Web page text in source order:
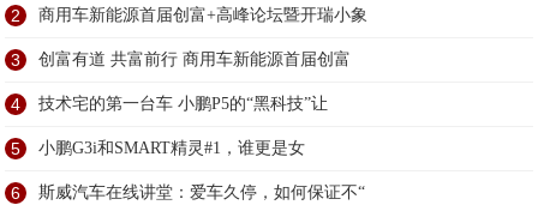
2 商用车新能源首届创富+高峰论坛暨开瑞小象
3 创富有道 共富前行 商用车新能源首届创富
4 技术宅的第一台车 小鹏P5的“黑科技”让
5 小鹏G3i和SMART精灵#1，谁更是女
6 斯威汽车在线讲堂：爱车久停，如何保证不“